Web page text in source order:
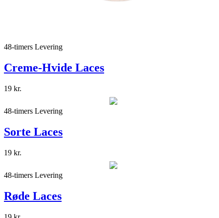
48-timers Levering
Creme-Hvide Laces
19 kr.
48-timers Levering
Sorte Laces
19 kr.
48-timers Levering
Røde Laces